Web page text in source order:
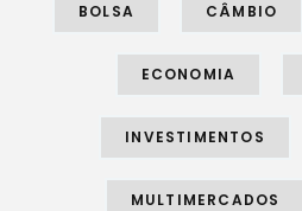
BOLSA CÂMBIO
ECONOMIA
INVESTIMENTOS
MULTIMERCADOS